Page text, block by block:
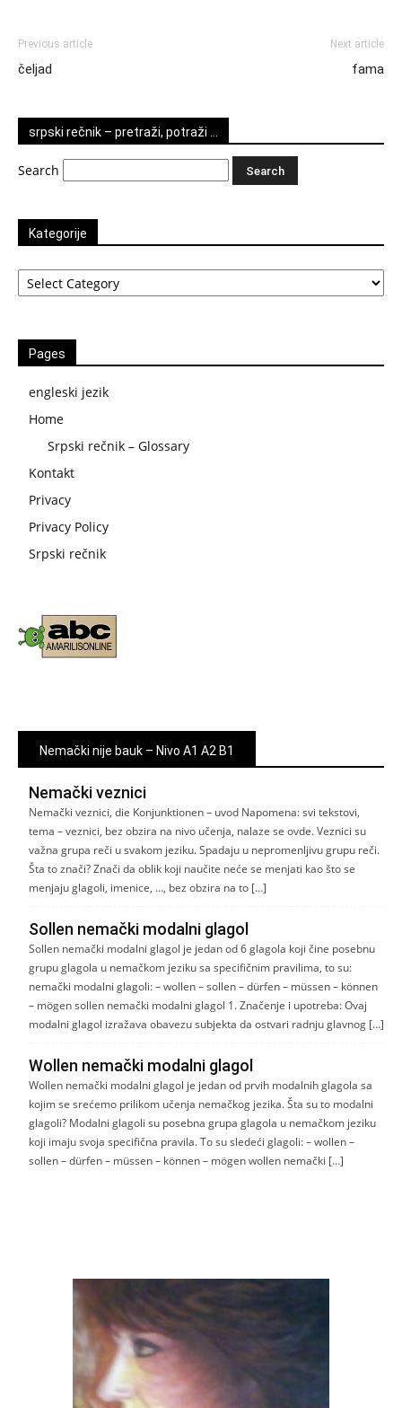
Previous article
čeljad
Next article
fama
srpski rečnik – pretraži, potraži …
Search
Kategorije
Kategorije
Pages
engleski jezik
Home
Srpski rečnik – Glossary
Kontakt
Privacy
Privacy Policy
Srpski rečnik
Nemački nije bauk – Nivo A1 A2 B1
Nemački veznici
Nemački veznici, die Konjunktionen – uvod Napomena: svi tekstovi,
tema – veznici, bez obzira na nivo učenja, nalaze se ovde. Veznici su
važna grupa reči u svakom jeziku. Spadaju u nepromenljivu grupu reči.
Šta to znači? Znači da oblik koji naučite neće se menjati kao što se
menjaju glagoli, imenice, …, bez obzira na to […]
Sollen nemački modalni glagol
Sollen nemački modalni glagol je jedan od 6 glagola koji čine posebnu
grupu glagola u nemačkom jeziku sa specifičnim pravilima, to su:
nemački modalni glagoli: – wollen – sollen – dürfen – müssen – können
– mögen sollen nemački modalni glagol 1. Značenje i upotreba: Ovaj
modalni glagol izražava obavezu subjekta da ostvari radnju glavnog […]
Wollen nemački modalni glagol
Wollen nemački modalni glagol je jedan od prvih modalnih glagola sa
kojim se srećemo prilikom učenja nemačkog jezika. Šta su to modalni
glagoli? Modalni glagoli su posebna grupa glagola u nemačkom jeziku
koji imaju svoja specifična pravila. To su sledeći glagoli: – wollen –
sollen – dürfen – müssen – können – mögen wollen nemački […]